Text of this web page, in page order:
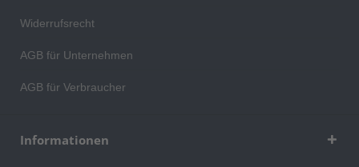
Widerrufsrecht
AGB für Unternehmen
AGB für Verbraucher
Informationen